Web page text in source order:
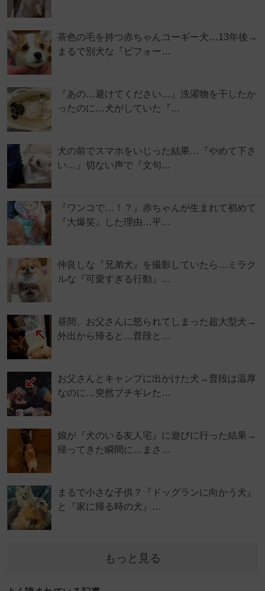
茶色の毛を持つ赤ちゃんコーギー犬…13年後→
まるで別犬な『ビフォー…
『あの…避けてください…』洗濯物を干したか
ったのに…犬がしていた『…
犬の前でスマホをいじった結果…『やめて下さ
い…』切ない声で『文句…
『ワンコで…！？』赤ちゃんが生まれて初めて
『大爆笑』した理由…平…
仲良しな『兄弟犬』を撮影していたら…ミラク
ルな『可愛すぎる行動』…
昼間、お父さんに怒られてしまった超大型犬→
外出から帰ると…普段と…
お父さんとキャンプに出かけた犬→普段は温厚
なのに…突然ブチギレた…
娘が『犬のいる友人宅』に遊びに行った結果→
帰ってきた瞬間に…まさ…
まるで小さな子供？『ドッグランに向かう犬』
と『家に帰る時の犬』…
もっと見る